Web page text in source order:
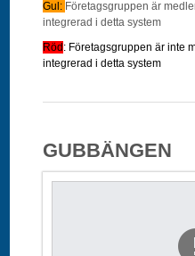
Gul: Företagsgruppen är
integrerad i detta system
Röd: Företagsgruppen är inte
integrerad i detta system
GUBBÄNGEN